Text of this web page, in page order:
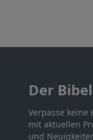
Der
Verpasse keine
mit aktuellen
und